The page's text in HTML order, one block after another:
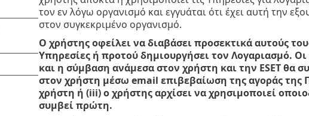
τον εν λόγω οργανισμό και εγγυάται ότι έχει αυτή την
στον συγκεκριμένο οργανισμό.
Ο χρήστης οφείλει να διαβάσει προσεκτικά αυτούς
Υπηρεσίες ή προτού δημιουργήσει τον Λογαριασμό.
και η σύμβαση ανάμεσα στον χρήστη και την ESET θα
στον χρήστη μέσω email επιβεβαίωση της αγοράς της
χρήστη ή (iii) ο χρήστης αρχίσει να χρησιμοποιεί
συμβεί πρώτη.